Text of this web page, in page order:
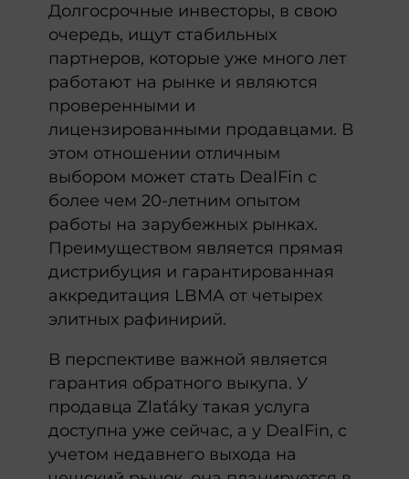
Долгосрочные инвесторы, в свою
очередь, ищут стабильных
партнеров, которые уже много лет
работают на рынке и являются
проверенными и
лицензированными продавцами. В
этом отношении отличным
выбором может стать DealFin с
более чем 20-летним опытом
работы на зарубежных рынках.
Преимуществом является прямая
дистрибуция и гарантированная
аккредитация LBMA от четырех
элитных рафинирий.
В перспективе важной является
гарантия обратного выкупа. У
продавца Zlaťáky такая услуга
доступна уже сейчас, а у DealFin, с
учетом недавнего выхода на